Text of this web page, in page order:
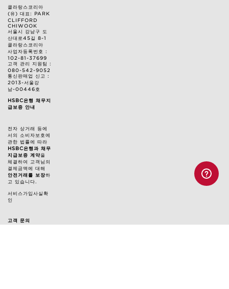
클라랑스코리아
(유) 대표: PARK
CLIFFORD
CHIWOOK
서울시 강남구 도
산대로45길 8-1
클라랑스코리아
사업자등록번호 :
102-81-37699
고객 관리 지원팀 :
080-542-9052
통신판매업 신고 :
2013-서울강
남-00446호
HSBC은행 채무지
급보증 안내
전자 상거래 등에
서의 소비자보호에
관한 법률에 따라
HSBC은행과 채무
지급보증 계약을
체결하여 고객님의
결제금액에 대해
안전거래를 보장하
고 있습니다.
서비스가입사실확
인
고객 문의